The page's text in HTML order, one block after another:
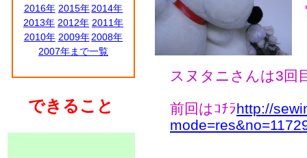
2016年 2015年 2014年
2013年 2012年 2011年
2010年 2009年 2008年
2007年まで一覧
できること
スヌタニさんは3回
前回はｺﾁﾗhttp://